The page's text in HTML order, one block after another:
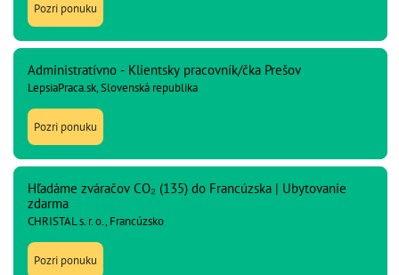
Pozri ponuku
Administratívno - Klientsky pracovník/čka Prešov
LepsiaPraca.sk, Slovenská republika
Pozri ponuku
Hľadáme zváračov CO₂ (135) do Francúzska | Ubytovanie
zdarma
CHRISTAL s. r. o., Francúzsko
Pozri ponuku